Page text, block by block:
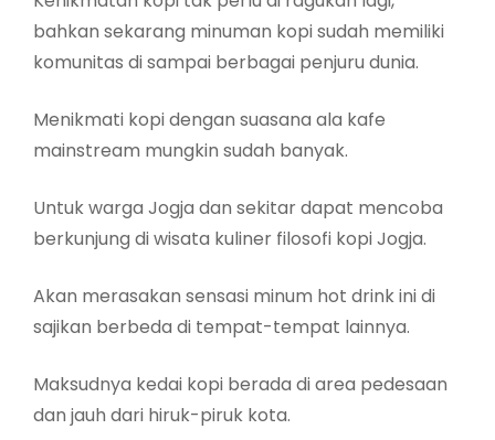
bahkan sekarang minuman kopi sudah memiliki
komunitas di sampai berbagai penjuru dunia.
Menikmati kopi dengan suasana ala kafe
mainstream mungkin sudah banyak.
Untuk warga Jogja dan sekitar dapat mencoba
berkunjung di wisata kuliner filosofi kopi Jogja.
Akan merasakan sensasi minum hot drink ini di
sajikan berbeda di tempat-tempat lainnya.
Maksudnya kedai kopi berada di area pedesaan
dan jauh dari hiruk-piruk kota.